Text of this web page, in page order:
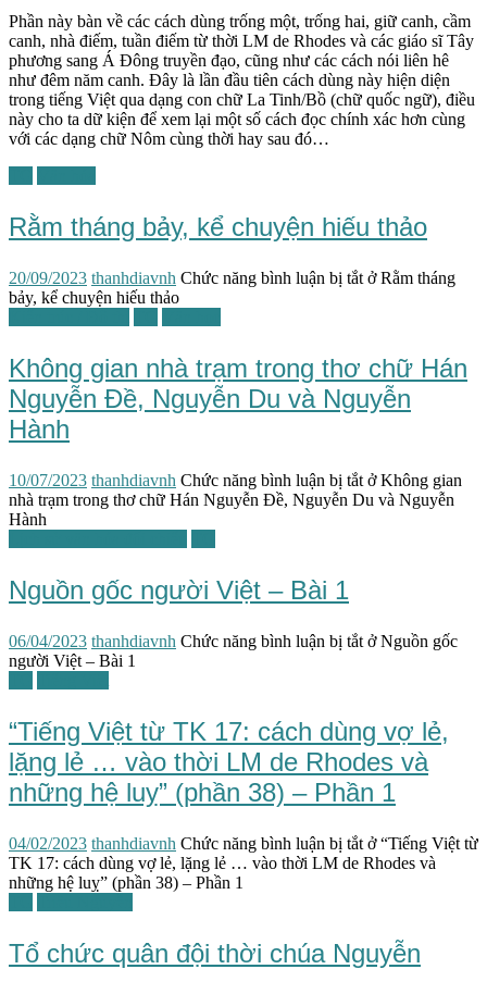
Phần này bàn về các cách dùng trống một, trống hai, giữ canh, cầm
canh, nhà điếm, tuần điếm từ thời LM de Rhodes và các giáo sĩ Tây
phương sang Á Đông truyền đạo, cũng như các cách nói liên hê
như đêm năm canh. Đây là lần đầu tiên cách dùng này hiện diện
trong tiếng Việt qua dạng con chữ La Tinh/Bồ (chữ quốc ngữ), điều
này cho ta dữ kiện để xem lại một số cách đọc chính xác hơn cùng
với các dạng chữ Nôm cùng thời hay sau đó…
Rằm tháng bảy, kể chuyện hiếu thảo
20/09/2023 thanhdiavnh Chức năng bình luận bị tắt ở Rằm tháng
bảy, kể chuyện hiếu thảo
Không gian nhà trạm trong thơ chữ Hán
Nguyễn Đề, Nguyễn Du và Nguyễn
Hành
10/07/2023 thanhdiavnh Chức năng bình luận bị tắt ở Không gian
nhà trạm trong thơ chữ Hán Nguyễn Đề, Nguyễn Du và Nguyễn
Hành
Nguồn gốc người Việt – Bài 1
06/04/2023 thanhdiavnh Chức năng bình luận bị tắt ở Nguồn gốc
người Việt – Bài 1
“Tiếng Việt từ TK 17: cách dùng vợ lẻ,
lặng lẻ … vào thời LM de Rhodes và
những hệ luỵ” (phần 38) – Phần 1
04/02/2023 thanhdiavnh Chức năng bình luận bị tắt ở “Tiếng Việt từ
TK 17: cách dùng vợ lẻ, lặng lẻ … vào thời LM de Rhodes và
những hệ luỵ” (phần 38) – Phần 1
Tổ chức quân đội thời chúa Nguyễn